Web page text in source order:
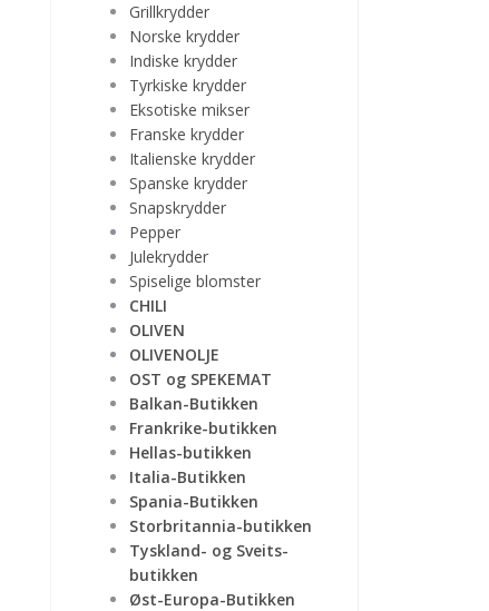
Grillkrydder
Norske krydder
Indiske krydder
Tyrkiske krydder
Eksotiske mikser
Franske krydder
Italienske krydder
Spanske krydder
Snapskrydder
Pepper
Julekrydder
Spiselige blomster
CHILI
OLIVEN
OLIVENOLJE
OST og SPEKEMAT
Balkan-Butikken
Frankrike-butikken
Hellas-butikken
Italia-Butikken
Spania-Butikken
Storbritannia-butikken
Tyskland- og Sveits-
butikken
Øst-Europa-Butikken